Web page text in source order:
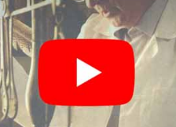
eignet sich auch
kann eine interaktive
Aylesbury ergänzen. Und
mit dem X-Mas Adventure
alles was man von einer
und eine
Ausklang des
Weihnachtsfeier in